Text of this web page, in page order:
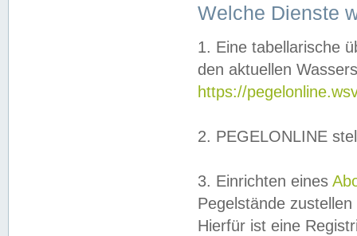
Welche Dienste
1. Eine tabellarische
den aktuellen
https://
2. PEGELONLINE
3. Einrichten eines
Pegelstände
Hierfür ist eine